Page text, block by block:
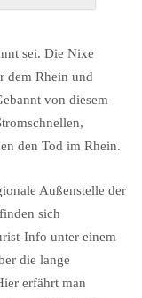
sei. Die Nixe
dem Rhein und
von diesem
den Tod im Rhein.
Außenstelle der
sich
Info unter einem
die lange
erfährt man